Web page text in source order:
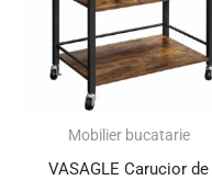
Mobilier bucatarie
VASAGLE Carucior de